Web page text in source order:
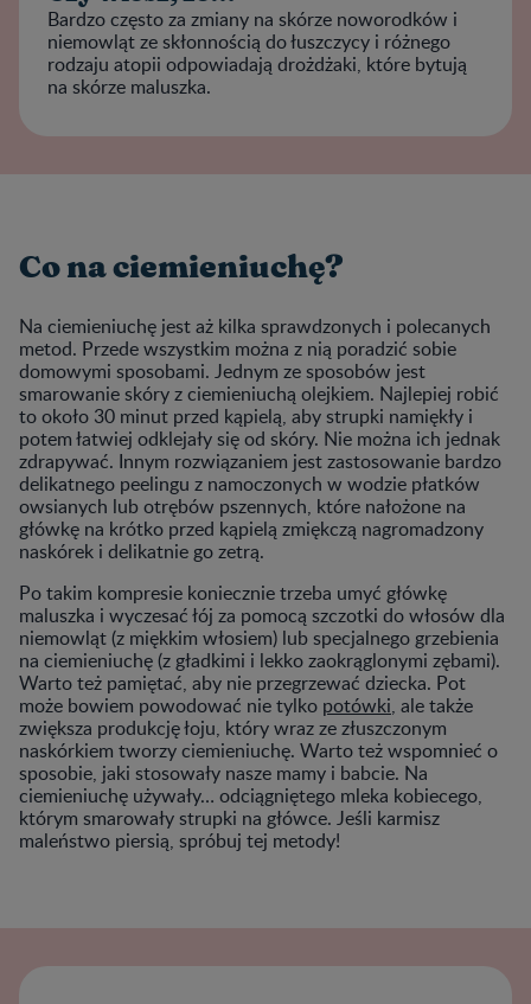
Bardzo często za zmiany na skórze noworodków i
niemowląt ze skłonnością do łuszczycy i różnego
rodzaju atopii odpowiadają drożdżaki, które bytują
na skórze maluszka.
Co na ciemieniuchę?
Na ciemieniuchę jest aż kilka sprawdzonych i polecanych
metod. Przede wszystkim można z nią poradzić sobie
domowymi sposobami. Jednym ze sposobów jest
smarowanie skóry z ciemieniuchą olejkiem. Najlepiej robić
to około 30 minut przed kąpielą, aby strupki namiękły i
potem łatwiej odklejały się od skóry. Nie można ich jednak
zdrapywać. Innym rozwiązaniem jest zastosowanie bardzo
delikatnego peelingu z namoczonych w wodzie płatków
owsianych lub otrębów pszennych, które nałożone na
główkę na krótko przed kąpielą zmiękczą nagromadzony
naskórek i delikatnie go zetrą.
Po takim kompresie koniecznie trzeba umyć główkę
maluszka i wyczesać łój za pomocą szczotki do włosów dla
niemowląt (z miękkim włosiem) lub specjalnego grzebienia
na ciemieniuchę (z gładkimi i lekko zaokrąglonymi zębami).
Warto też pamiętać, aby nie przegrzewać dziecka. Pot
może bowiem powodować nie tylko potówki, ale także
zwiększa produkcję łoju, który wraz ze złuszczonym
naskórkiem tworzy ciemieniuchę. Warto też wspomnieć o
sposobie, jaki stosowały nasze mamy i babcie. Na
ciemieniuchę używały… odciągniętego mleka kobiecego,
którym smarowały strupki na główce. Jeśli karmisz
maleństwo piersią, spróbuj tej metody!